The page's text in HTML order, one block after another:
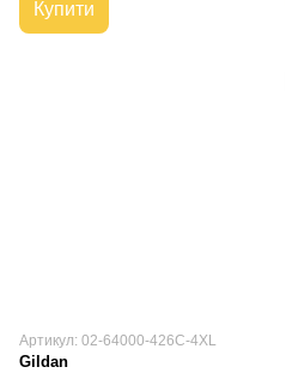
Купити
Артикул: 02-64000-426C-4XL
Gildan